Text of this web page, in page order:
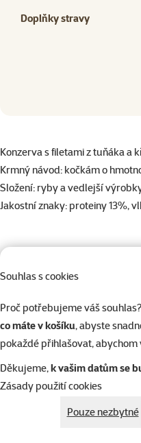
Souhlas s cookies
Proč potřebujeme váš
co máte v košíku, abyste
pokaždé přihlašovat, abychom
Děkujeme,k vašim datům se
Zásady použití cookies
Pouze nezbytné
Doplňky stravy
Konzerva s filetami z tuňáka a
Krmný návod: kočkám o
Složení: ryby a vedlejší
Jakostní znaky: proteiny 13%,
Gramáž
Typ mokrého krmiva
Stáří kočky
Kastrace kočky
Alergie kočky
Bez
Zdravotní omezení kočky